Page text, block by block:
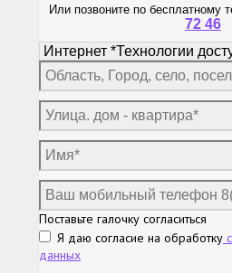
Или позвоните по
72 46
Поставьте галочку согласиться
Я даю согласие на обработку
данных